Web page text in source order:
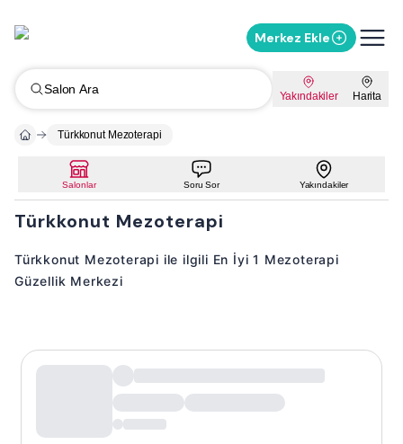
Merkez Ekle
Salon Ara Yakındakiler Harita
Türkkonut Mezoterapi
Salonlar Soru Sor Yakındakiler
Türkkonut Mezoterapi
Türkkonut Mezoterapi ile ilgili En İyi 1 Mezoterapi
Güzellik Merkezi